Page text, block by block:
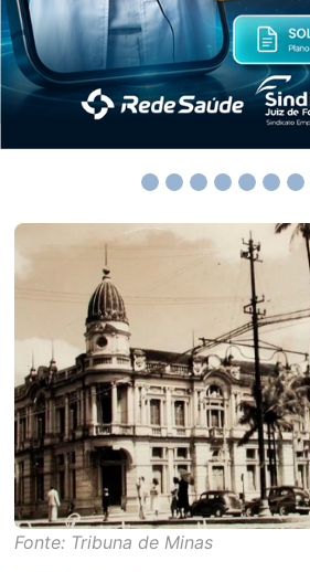
Institucional
O Sindicomércio-JF abraça a ideia
continuidade do fortalecimento ao
conta da realização de novos e
um sindicato diferenciado em
na excelência de gestão sindical.
Conheça a nossa
para